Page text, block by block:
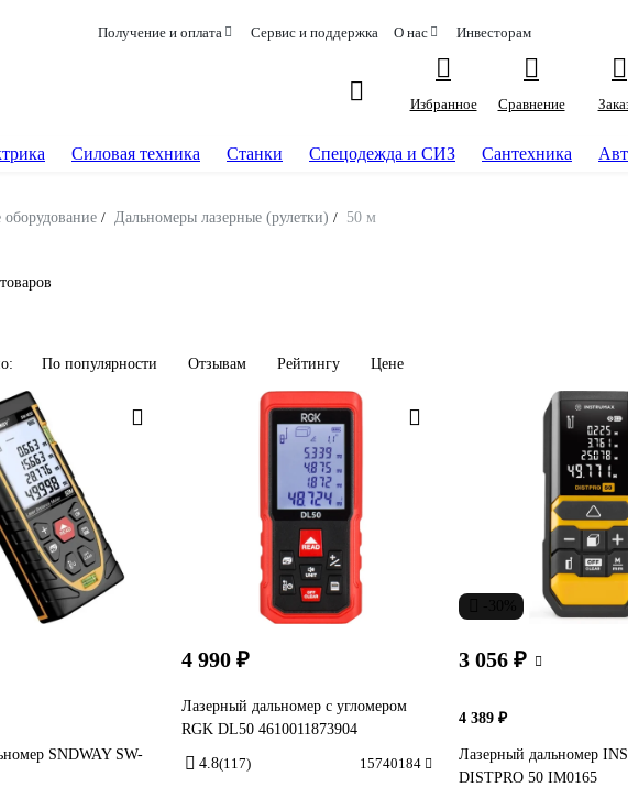
Получение и оплата Сервис и поддержка О нас Инвесторам
Избранное
Сравнение
Силовая техника Станки Спецодежда и СИЗ Сантехника
оборудование / Дальномеры лазерные (рулетки) / 50 м
По популярности Отзывам Рейтингу Цене
SNDWAY SW-
4 990 ₽
Лазерный дальномер с угломером
RGK DL50 4610011873904
4.8(117) 15740184
3 056 ₽
4 389 ₽
Лазерный дальномер
DISTPRO 50 IM0165